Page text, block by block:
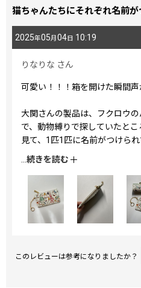
猫ちゃんたちにそれぞれ名前
2025年05月 04 日 10:19
りなりな さん
可愛い！！！箱を開けた瞬間声
大関さんの製品は、フクロウ
で、動物縛りで探していたと
見て、1匹1匹に名前がつけら
た。
アイテムによって映るネコち
が、ほぼ現金持ち歩かないので
カード4枚・鍵・少しのお金を
（ちなみにエジプトNo.1のハ
...続きを読む
このレビューは参考になりましたか？